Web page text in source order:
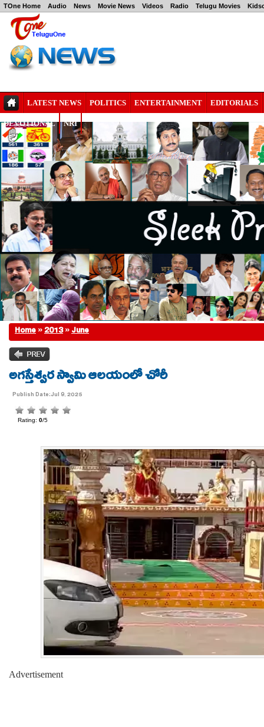
TOne Home Audio News Movie News Videos Radio Telugu Movies
LATEST NEWS POLITICS ENTERTAINMENT EDITORIALS
DEVOTIONAL NRI
Home»2013»June
అగస్తేశ్వర స్వామి ఆలయంలో చోరీ
Publish Date:Jul 9, 2025
Advertisement